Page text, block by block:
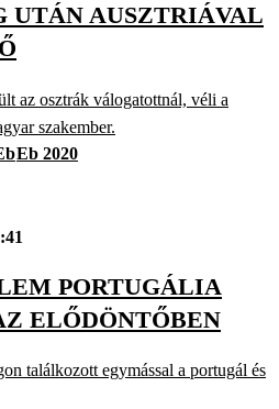
UTÁN AUSZTRIÁVAL
az osztrák válogatottnál, véli a
szakember.
Eb 2020
PORTUGÁLIA
ELŐDÖNTŐBEN
találkozott egymással a portugál és